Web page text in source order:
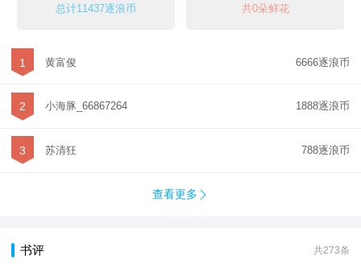
总计11437逐浪币 共0朵鲜花
1 黄富俊 6666逐浪币
2 小海豚_66867264 1888逐浪币
3 苏清狂 788逐浪币
查看更多 
书评 共273条